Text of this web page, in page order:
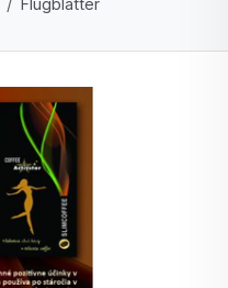
Flugblätter